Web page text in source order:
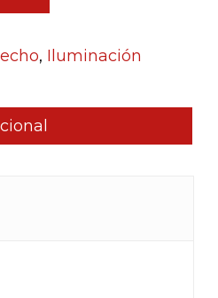
, Iluminación